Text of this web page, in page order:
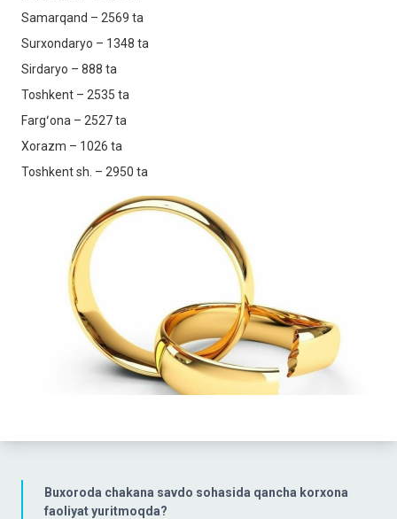
Buxoroda chakana savdo sohasida qancha korxona
faoliyat yuritmoqda?
Samarqand – 2569 ta
Surxondaryo – 1348 ta
Sirdaryo – 888 ta
Toshkent – 2535 ta
Fargʻona – 2527 ta
Xorazm – 1026 ta
Toshkent sh. – 2950 ta